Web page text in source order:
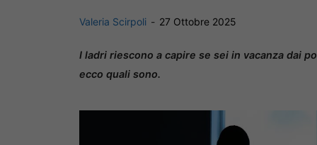
Valeria Scirpoli - 27 Ottobre 2025
I ladri riescono a capire se sei in vacanza dai
ecco quali sono.